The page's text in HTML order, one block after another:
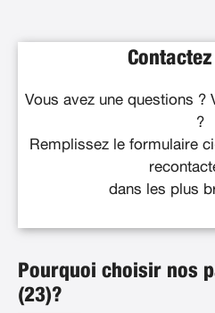
Vous avez une questions ?
?
Remplissez le formulaire
dans les plus
Pourquoi choisir nos
(23)?